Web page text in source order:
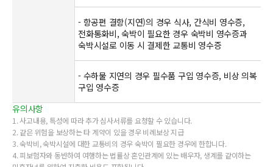
- 항공편 결항(지연)의 경우 식사, 간식비 영수증,
전화통화비, 숙박이 필요한 경우 숙박비 영수증과
숙박시설로 이동 시 결제한 교통비 영수증
- 수하물 지연의 경우 필수품 구입 영수증, 비상 의복
구입 영수증
유의사항
1. 사고내용, 특성에 따라 추가 심사서류를 요청할 수 있습니다.
2. 같은 위험을 보상하는 타 계약이 있을 경우 비례보상 지급
3. 숙박비, 숙박시설에 대한 교통비의 경우 숙박이 필요한 경우에 한합니다.
4. 피보험자와 동반하여 여행하는 법률상 혼인관계에 있는 배우자, 생계를 같이하는